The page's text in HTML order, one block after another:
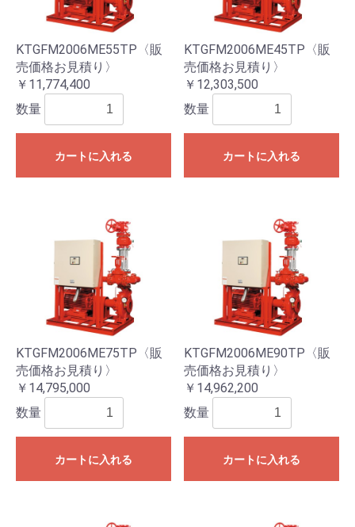
KTGFM2006ME55TP〈販
売価格お見積り〉
￥11,774,400
数量
カートに入れる
KTGFM2006ME45TP〈販
売価格お見積り〉
￥12,303,500
数量
カートに入れる
KTGFM2006ME75TP〈販
売価格お見積り〉
￥14,795,000
数量
カートに入れる
KTGFM2006ME90TP〈販
売価格お見積り〉
￥14,962,200
数量
カートに入れる